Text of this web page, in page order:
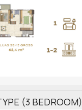
(3 BEDROOM)